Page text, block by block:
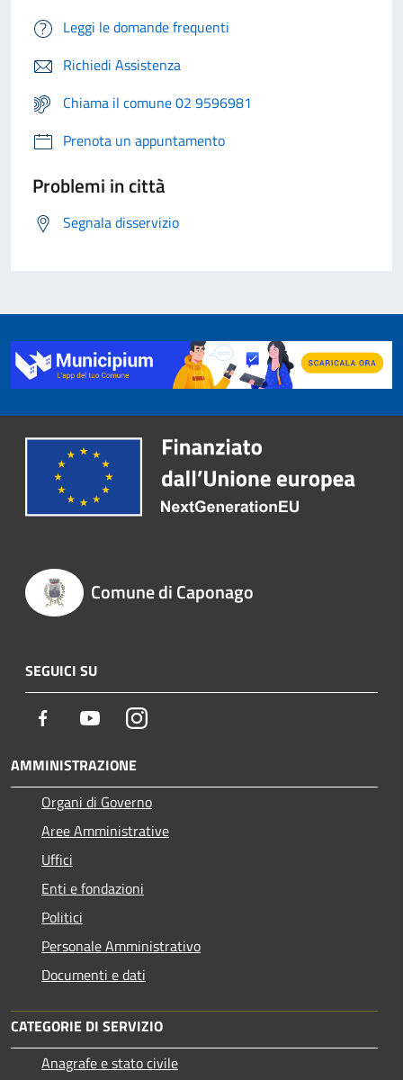
Leggi le domande frequenti
Richiedi Assistenza
Chiama il comune 02 9596981
Prenota un appuntamento
Problemi in città
Segnala disservizio
Comune di Caponago
SEGUICI SU
Facebook YoutubeInstagram
AMMINISTRAZIONE
Organi di Governo
Aree Amministrative
Uffici
Enti e fondazioni
Politici
Personale Amministrativo
Documenti e dati
CATEGORIE DI SERVIZIO
Anagrafe e stato civile